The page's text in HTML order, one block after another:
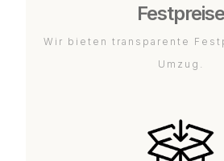
Festpreise
Wir bieten transparente
Umzug.